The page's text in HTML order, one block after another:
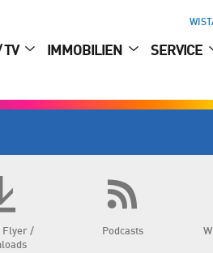
TV IMMOBILIEN SERVICE
Flyer /
Podcasts